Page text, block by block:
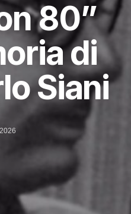
80”
di
Siani